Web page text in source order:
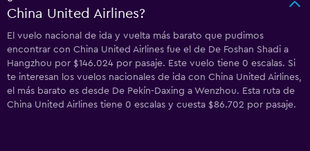
China United Airlines?
El vuelo nacional de ida y vuelta más barato que pudimos
encontrar con China United Airlines fue el de De Foshan Shadi a
Hangzhou por $146.024 por pasaje. Este vuelo tiene 0 escalas. Si
te interesan los vuelos nacionales de ida con China United Airlines,
el más barato es desde De Pekín-Daxing a Wenzhou. Esta ruta de
China United Airlines tiene 0 escalas y cuesta $86.702 por pasaje.